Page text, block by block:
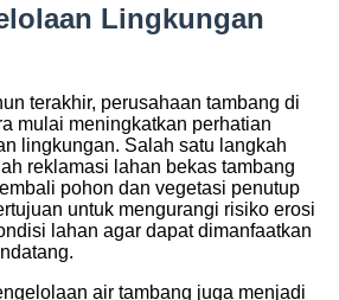
Lingkungan
terakhir, perusahaan tambang di
mulai meningkatkan perhatian
lingkungan. Salah satu langkah
reklamasi lahan bekas tambang
pohon dan vegetasi penutup
untuk mengurangi risiko erosi
lahan agar dapat dimanfaatkan
air tambang juga menjadi